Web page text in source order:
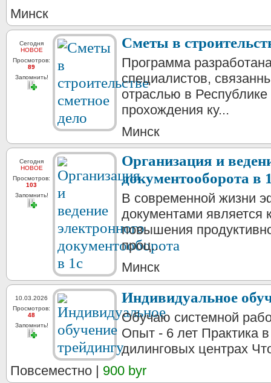
Минск
Сегодня
НОВОЕ
Просмотров:
89
Запомнить!
Сметы в
Программа
специалистов,
отраслью в
прохождения ку...
Минск
Сегодня
НОВОЕ
Просмотров:
103
Запомнить!
Организация и
документооборота в
В современной жизни
документами
повышения
проц...
Минск
10.03.2026
Просмотров:
48
Запомнить!
Индивидуальное
Обучаю системной
Опыт - 6 лет Практика
дилинговых центрах
Повсеместно | 900 byr